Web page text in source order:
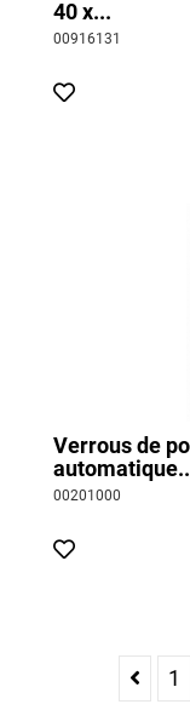
40 x...
00916131
Verrous de
00201000
1